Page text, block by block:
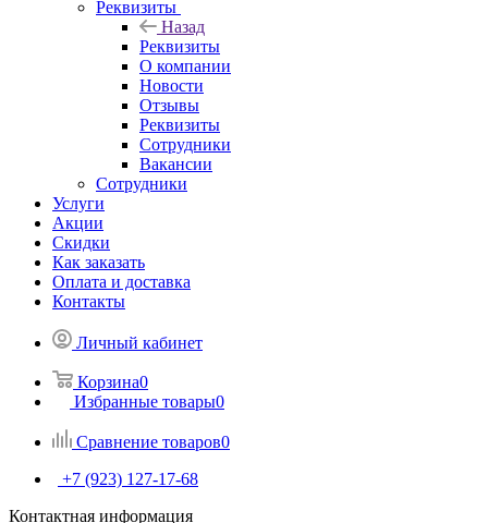
Реквизиты
Назад
Реквизиты
О компании
Новости
Отзывы
Реквизиты
Сотрудники
Вакансии
Сотрудники
Услуги
Акции
Скидки
Как заказать
Оплата и доставка
Контакты
Личный кабинет
Корзина0
Избранные товары0
Сравнение товаров0
+7 (923) 127-17-68
Контактная информация